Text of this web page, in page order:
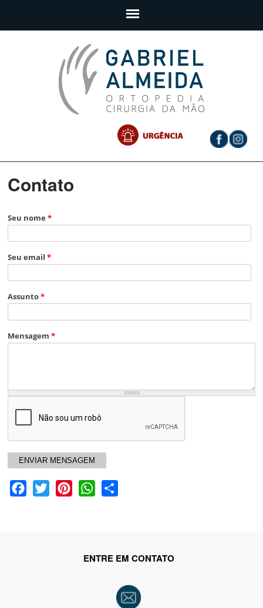
Contato
Seu nome *
Seu email *
Assunto*
Mensagem *
Facebook
Twitter PinterestWhatsApp
ENTRE EM CONTATO